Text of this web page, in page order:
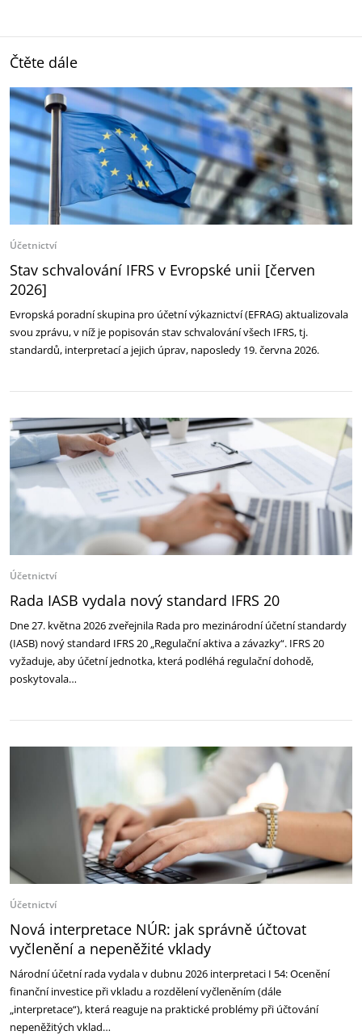
Čtěte dále
Účetnictví
Stav schvalování IFRS v Evropské unii [červen
2026]
Evropská poradní skupina pro účetní výkaznictví (EFRAG) aktualizovala
svou zprávu, v níž je popisován stav schvalování všech IFRS, tj.
standardů, interpretací a jejich úprav, naposledy 19. června 2026.
Účetnictví
Rada IASB vydala nový standard IFRS 20
Dne 27. května 2026 zveřejnila Rada pro mezinárodní účetní standardy
(IASB) nový standard IFRS 20 „Regulační aktiva a závazky“. IFRS 20
vyžaduje, aby účetní jednotka, která podléhá regulační dohodě,
poskytovala…
Účetnictví
Nová interpretace NÚR: jak správně účtovat
vyčlenění a nepeněžité vklady
Národní účetní rada vydala v dubnu 2026 interpretaci I 54: Ocenění
finanční investice při vkladu a rozdělení vyčleněním (dále
„interpretace“), která reaguje na praktické problémy při účtování
nepeněžitých vklad…